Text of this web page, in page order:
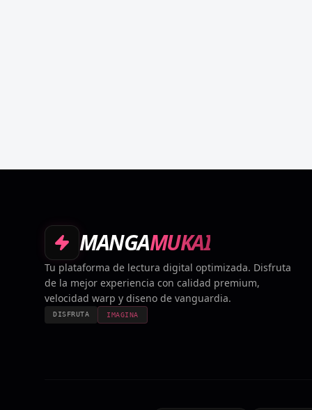
MANGAMUKAI
Tu plataforma de lectura digital optimizada. Disfruta
de la mejor experiencia con calidad premium,
velocidad warp y diseno de vanguardia.
DISFRUTA IMAGINA